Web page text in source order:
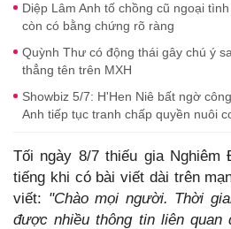
Diệp Lâm Anh tố chồng cũ ngoại
còn có bằng chứng rõ ràng
Quỳnh Thư có động thái gây chú ý
thẳng tên trên MXH
Showbiz 5/7: H'Hen Niê bất ngờ
Anh tiếp tục tranh chấp quyền nuôi
Tối ngày 8/7 thiếu gia
tiếng khi có bài viết dài trên
viết: "Chào mọi người. Thời
được nhiều thông tin liên quan